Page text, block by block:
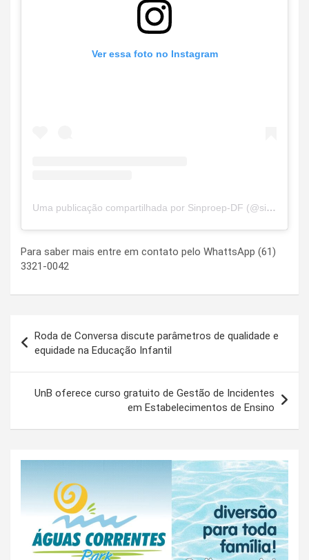
Ver essa foto no Instagram
Uma publicação compartilhada por Sinproep-DF (@sinproepdf)
Para saber mais entre em contato pelo WhattsApp (61)
3321-0042
de
Post
Roda de Conversa discute parâmetros de qualidade e
equidade na Educação Infantil
UnB oferece curso gratuito de Gestão de Incidentes
em Estabelecimentos de Ensino